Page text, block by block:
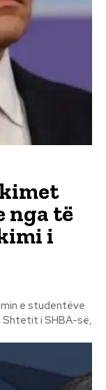
nga të
i
e studentëve
Shtetit i SHBA-së,